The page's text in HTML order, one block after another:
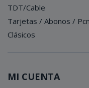
TDT/Cable
Tarjetas / Abonos /
Clásicos
MI CUENTA